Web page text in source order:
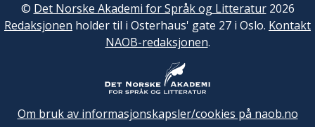
© Det Norske Akademi for Språk og Litteratur2026
Redaksjonen holder til i Osterhaus' gate 27 i Oslo. Kontakt
NAOB-redaksjonen.
Om bruk av informasjonskapsler/cookies på naob.no